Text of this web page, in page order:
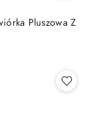
Pluszowa Z